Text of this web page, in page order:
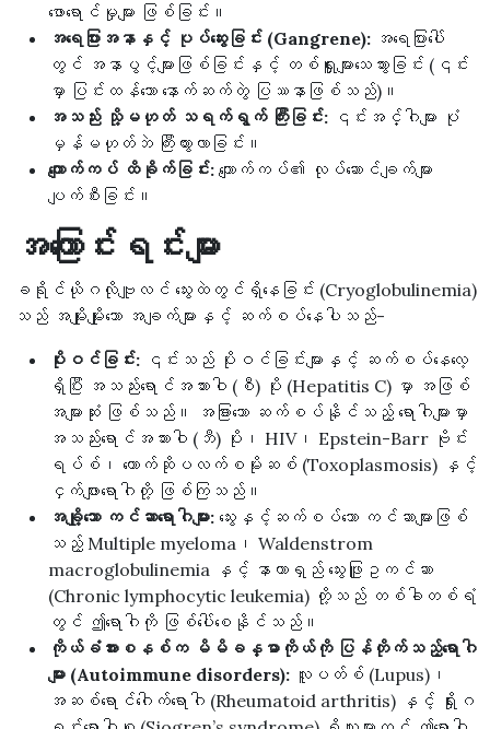
ဖောရောင်မှုများ ဖြစ်ခြင်း။
အရေပြားအနာနှင့် ပုပ်ဆွေးခြင်း (Gangrene): အရေပြားပေါ်
တွင် အနာပွင့်များဖြစ်ခြင်းနှင့် တစ်ရှူးများသေသွားခြင်း (၎င်း
မှာ ပြင်းထန်သော နောက်ဆက်တွဲ ပြဿနာဖြစ်သည်)။
အသည်း သို့မဟုတ် သရက်ရွက် ကြီးခြင်း: ၎င်းအင်္ဂါများ ပုံ
မှန်မဟုတ်ဘဲ ကြီးထွားလာခြင်း။
ကျောက်ကပ် ထိခိုက်ခြင်း: ကျောက်ကပ်၏ လုပ်ဆောင်ချက်များ
ပျက်စီးခြင်း။
အကြောင်းရင်းများ
ခရိုင်ယိုဂလိုဗျူလင် သွေးထဲတွင်ရှိနေခြင်း (Cryoglobulinemia)
သည် အမျိုးမျိုးသော အချက်များနှင့် ဆက်စပ်နေပါသည်-
ပိုးဝင်ခြင်း: ၎င်းသည် ပိုးဝင်ခြင်းများနှင့် ဆက်စပ်နေလေ့
ရှိပြီး အသည်းရောင်အသားဝါ (စီ) ပိုး (Hepatitis C) မှာ အဖြစ်
အများဆုံး ဖြစ်သည်။ အခြားသော ဆက်စပ်နိုင်သည့် ရောဂါများမှာ
အသည်းရောင်အသားဝါ (ဘီ) ပိုး၊ HIV၊ Epstein-Barr ဗိုင်း
ရပ်စ်၊ တောက်ဆိုပလက်စမိုးဆစ် (Toxoplasmosis) နှင့်
ငှက်ဖျားရောဂါတို့ ဖြစ်ကြသည်။
အချို့သော ကင်ဆာရောဂါများ: သွေးနှင့်ဆက်စပ်သော ကင်ဆာများဖြစ်
သည့် Multiple myeloma၊ Waldenstrom
macroglobulinemia နှင့် နာတာရှည် သွေးဖြူဥကင်ဆာ
(Chronic lymphocytic leukemia) တို့သည် တစ်ခါတစ်ရံ
တွင် ဤရောဂါကို ဖြစ်ပေါ်စေနိုင်သည်။
ကိုယ်ခံအားစနစ်က မိမိခန္ဓာကိုယ်ကို ပြန်တိုက်သည့်ရောဂါ
များ (Autoimmune disorders): လူပတ်စ် (Lupus)၊
အဆစ်ရောင်ဂေါက်ရောဂါ (Rheumatoid arthritis) နှင့် ရှိုးဂ